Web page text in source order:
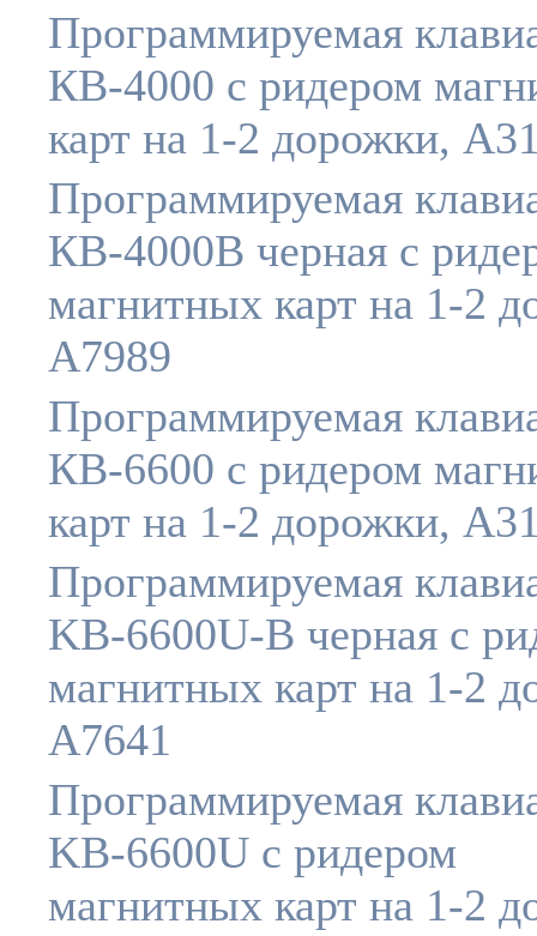
Программируемая
КВ-4000 c ридером
карт на 1-2 дорожки,
Программируемая
КВ-4000B черная c
магнитных карт на 1-2
A7989
Программируемая
КВ-6600 c ридером
карт на 1-2 дорожки,
Программируемая
KB-6600U-B черная c
магнитных карт на 1-2
A7641
Программируемая
KB-6600U c ридером
магнитных карт на 1-2